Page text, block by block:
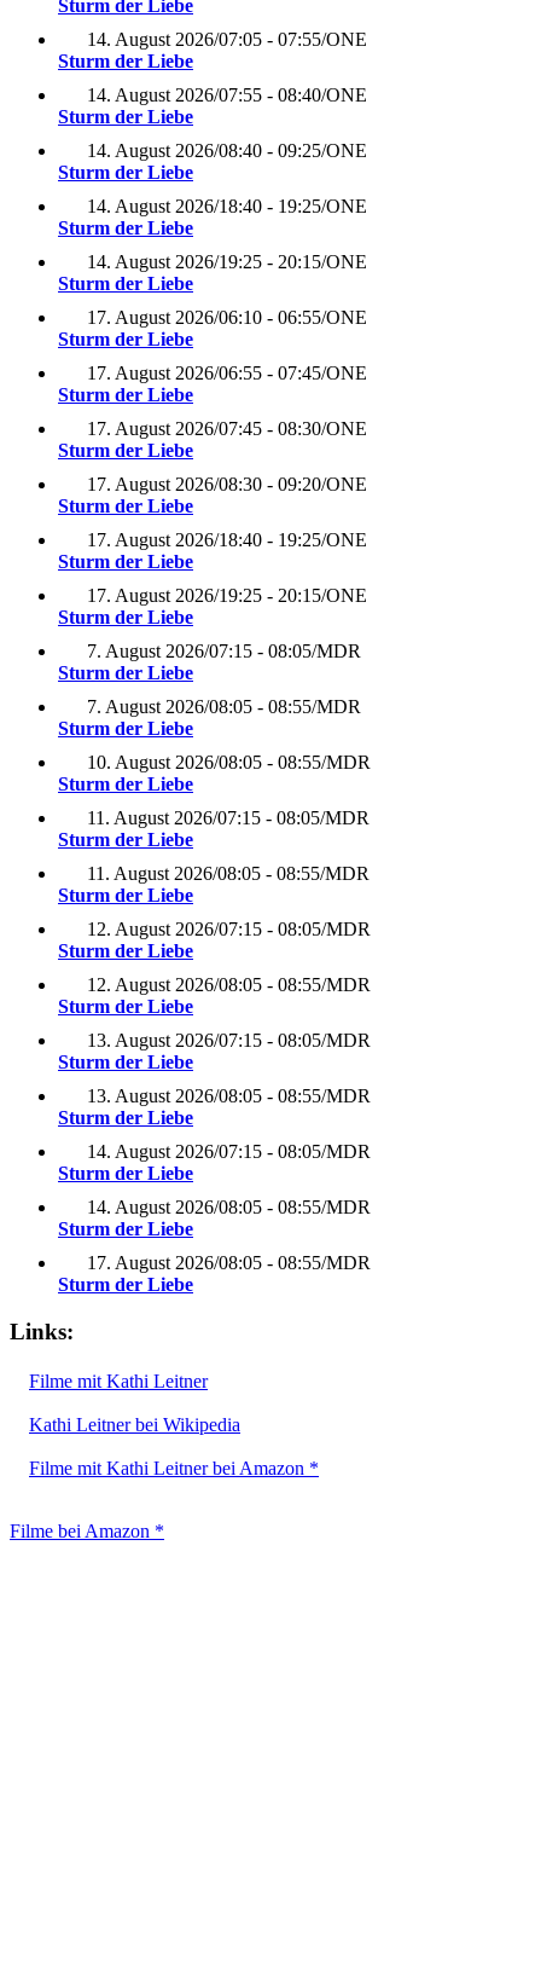
Sturm der Liebe
14. August 2026/07:05 - 07:55/ONE
Sturm der Liebe
14. August 2026/07:55 - 08:40/ONE
Sturm der Liebe
14. August 2026/08:40 - 09:25/ONE
Sturm der Liebe
14. August 2026/18:40 - 19:25/ONE
Sturm der Liebe
14. August 2026/19:25 - 20:15/ONE
Sturm der Liebe
17. August 2026/06:10 - 06:55/ONE
Sturm der Liebe
17. August 2026/06:55 - 07:45/ONE
Sturm der Liebe
17. August 2026/07:45 - 08:30/ONE
Sturm der Liebe
17. August 2026/08:30 - 09:20/ONE
Sturm der Liebe
17. August 2026/18:40 - 19:25/ONE
Sturm der Liebe
17. August 2026/19:25 - 20:15/ONE
Sturm der Liebe
7. August 2026/07:15 - 08:05/MDR
Sturm der Liebe
7. August 2026/08:05 - 08:55/MDR
Sturm der Liebe
10. August 2026/08:05 - 08:55/MDR
Sturm der Liebe
11. August 2026/07:15 - 08:05/MDR
Sturm der Liebe
11. August 2026/08:05 - 08:55/MDR
Sturm der Liebe
12. August 2026/07:15 - 08:05/MDR
Sturm der Liebe
12. August 2026/08:05 - 08:55/MDR
Sturm der Liebe
13. August 2026/07:15 - 08:05/MDR
Sturm der Liebe
13. August 2026/08:05 - 08:55/MDR
Sturm der Liebe
14. August 2026/07:15 - 08:05/MDR
Sturm der Liebe
14. August 2026/08:05 - 08:55/MDR
Sturm der Liebe
17. August 2026/08:05 - 08:55/MDR
Sturm der Liebe
Links:
Filme mit Kathi Leitner
Kathi Leitner bei Wikipedia
Filme mit Kathi Leitner bei Amazon *
Filme bei Amazon *